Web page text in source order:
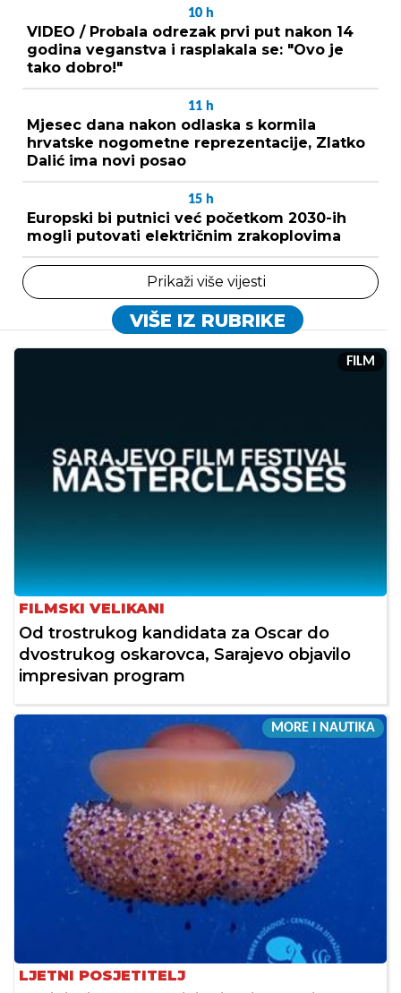
10 h
VIDEO / Probala odrezak prvi put nakon 14
godina veganstva i rasplakala se: "Ovo je
tako dobro!"
11 h
Mjesec dana nakon odlaska s kormila
hrvatske nogometne reprezentacije, Zlatko
Dalić ima novi posao
15 h
Europski bi putnici već početkom 2030-ih
mogli putovati električnim zrakoplovima
Prikaži više vijesti
VIŠE IZ RUBRIKE
FILM
FILMSKI VELIKANI
Od trostrukog kandidata za Oscar do
dvostrukog oskarovca, Sarajevo objavilo
impresivan program
MORE I NAUTIKA
LJETNI POSJETITELJ